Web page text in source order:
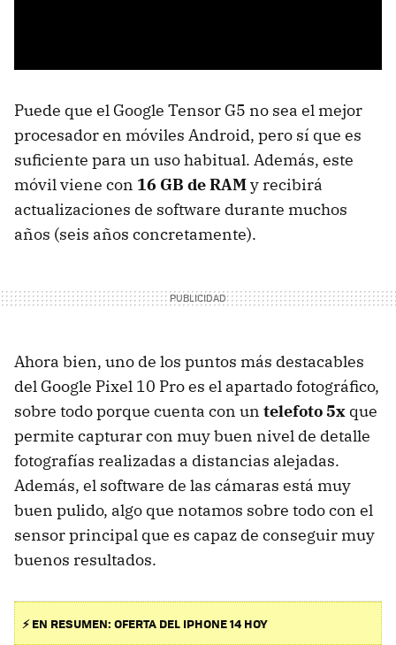
Puede que el Google Tensor G5 no sea el mejor
procesador en móviles Android, pero sí que es
suficiente para un uso habitual. Además, este
móvil viene con 16 GB de RAMy recibirá
actualizaciones de software durante muchos
años (seis años concretamente).
Ahora bien, uno de los puntos más destacables
del Google Pixel 10 Pro es el apartado fotográfico,
sobre todo porque cuenta con un telefoto 5x que
permite capturar con muy buen nivel de detalle
fotografías realizadas a distancias alejadas.
Además, el software de las cámaras está muy
buen pulido, algo que notamos sobre todo con el
sensor principal que es capaz de conseguir muy
buenos resultados.
⚡ EN RESUMEN: OFERTA DEL IPHONE 14 HOY